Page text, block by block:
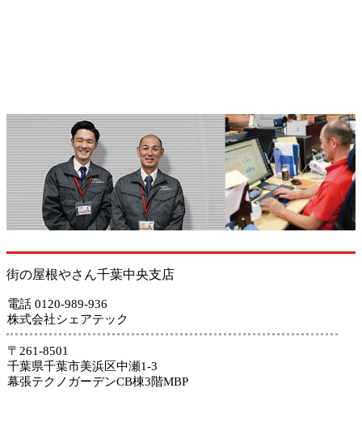
街の屋根やさん千葉中央支店
電話 0120-989-936
株式会社シェアテック
〒261-8501
千葉県千葉市美浜区中瀬1-3
幕張テクノガーデンCB棟3階MBP